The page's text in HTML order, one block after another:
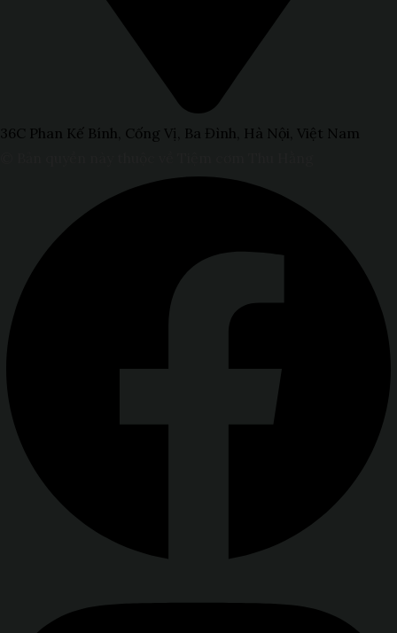
36C Phan Kế Bính, Cống Vị, Ba Đình, Hà Nội, Việt Nam